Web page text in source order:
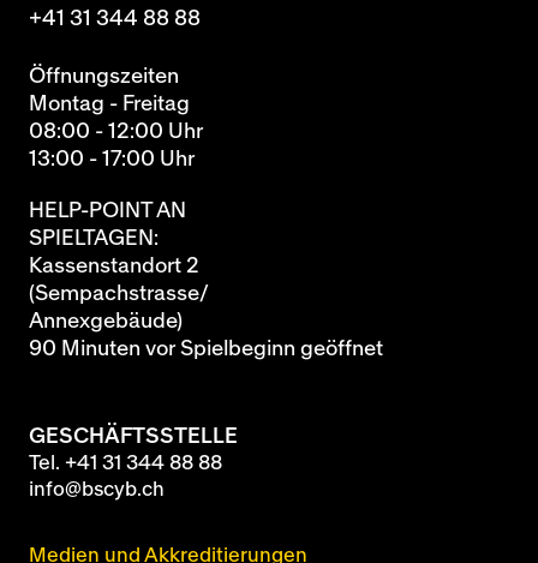
+41 31 344 88 88
Öffnungszeiten
Montag - Freitag
08:00 - 12:00 Uhr
13:00 - 17:00 Uhr
HELP-POINT AN
SPIELTAGEN:
Kassenstandort 2
(Sempachstrasse/
Annexgebäude)
90 Minuten vor Spielbeginn geöffnet
GESCHÄFTSSTELLE
Tel. +41 31 344 88 88
info@bscyb.ch
Medien und Akkreditierungen